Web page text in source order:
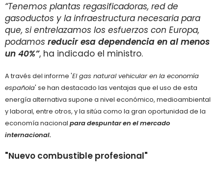
“Tenemos plantas regasificadoras, red de
gasoductos y la infraestructura necesaria para
que, si entrelazamos los esfuerzos con Europa,
podamos reducir esa dependencia en al menos
un 40%”, ha indicado el ministro.
A través del informe 'El gas natural vehicular en la economía
española' se han destacado las ventajas que el uso de esta
energía alternativa supone a nivel económico, medioambiental
y laboral, entre otros, y la sitúa como la gran oportunidad de la
economía nacional para despuntar en el mercado
internacional.
"Nuevo combustible profesional"